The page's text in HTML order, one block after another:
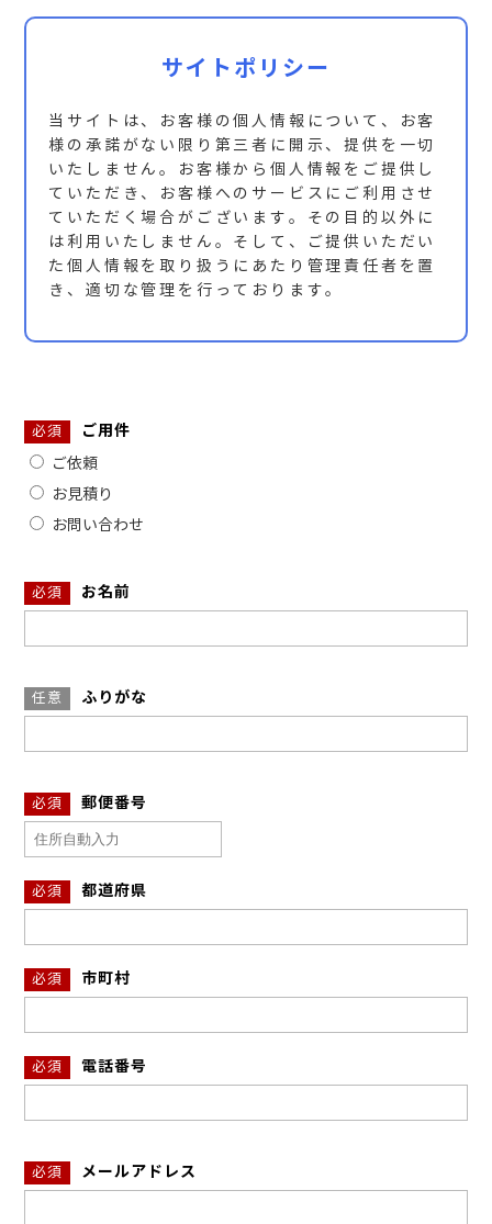
サイトポリシー
当サイトは、お客様の個人情報について、お客
様の承諾がない限り第三者に開示、提供を一切
いたしません。お客様から個人情報をご提供し
ていただき、お客様へのサービスにご利用させ
ていただく場合がございます。その目的以外に
は利用いたしません。そして、ご提供いただい
た個人情報を取り扱うにあたり管理責任者を置
き、適切な管理を行っております。
必須 ご用件
ご依頼
お見積り
お問い合わせ
必須 お名前
任意 ふりがな
必須 郵便番号
必須 都道府県
必須 市町村
必須 電話番号
必須 メールアドレス